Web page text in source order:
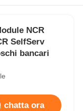
NCR
SelfServ
bancari
chatta ora